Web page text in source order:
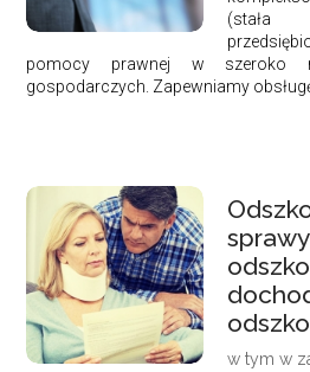
(stała
pomocy prawnej w szeroko
gospodarczych. Zapewniamy
sprawy
w tym w